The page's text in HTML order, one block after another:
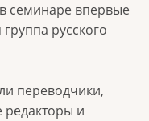
семинаре впервые
русского
переводчики,
редакторы и